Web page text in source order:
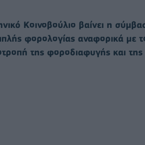
Κοινοβούλιο βαίνει η
φορολογίας αναφορικά με
της φοροδιαφυγής και